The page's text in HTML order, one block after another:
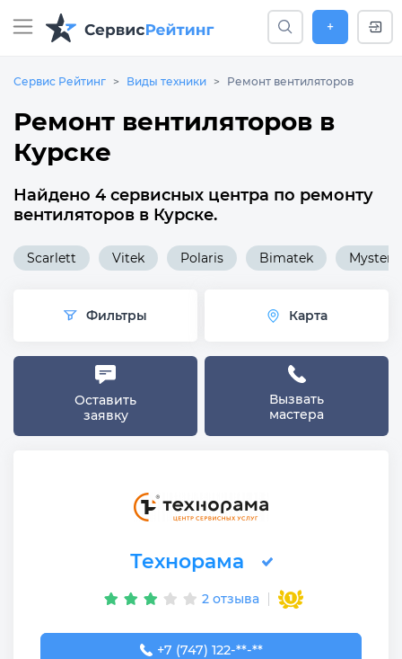
+
Сервис Рейтинг Виды техники Ремонт вентиляторов
Ремонт вентиляторов в
Курске
Найдено 4 сервисных центра по ремонту
вентиляторов в Курске.
Scarlett Vitek Polaris Bimatek Mystery
Фильтры Карта
Оставить
заявку
Вызвать
мастера
Технорама
2 отзыва
+7 (747) 122-00-28
+7 (747) 122-**-**